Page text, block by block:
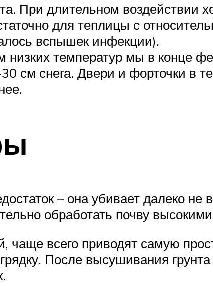
При длительном воздействии
для теплицы с
вспышек инфекции).
низких температур мы в конце
см снега. Двери и форточки в
– она убивает далеко
обработать почву
чаще всего приводят самую
После высушивания